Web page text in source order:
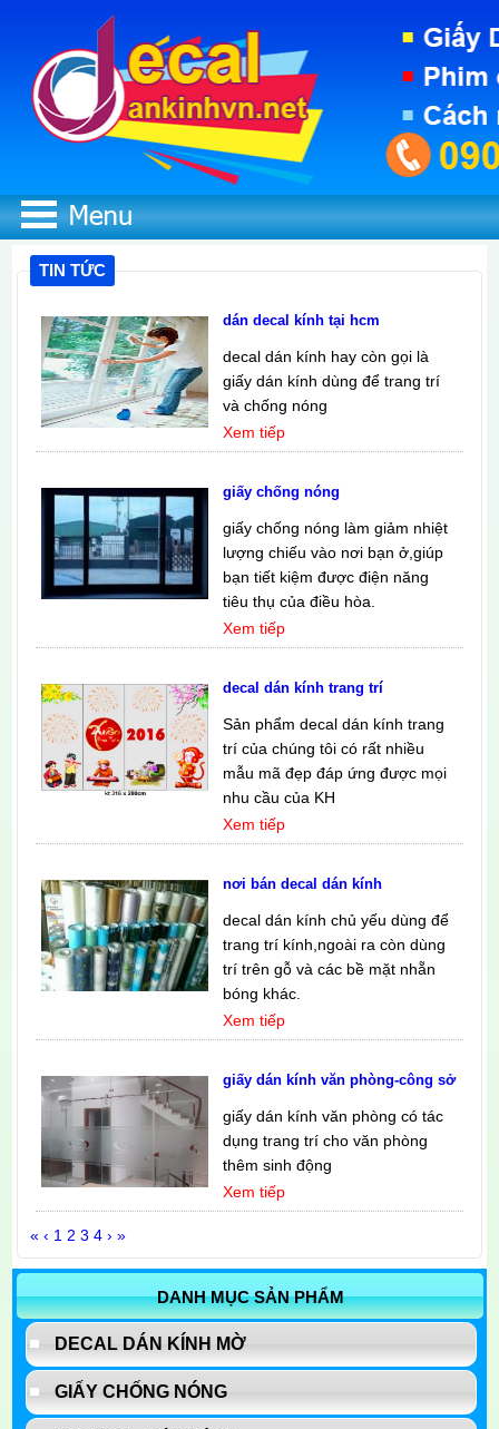
TIN TỨC
dán decal kính tại hcm
decal dán kính hay còn gọi là
giấy dán kính dùng để trang trí
và chống nóng
Xem tiếp
giấy chống nóng
giấy chống nóng làm giảm nhiệt
lượng chiếu vào nơi bạn ở,giúp
bạn tiết kiệm được điện năng
tiêu thụ của điều hòa.
Xem tiếp
decal dán kính trang trí
Sản phẩm decal dán kính trang
trí của chúng tôi có rất nhiều
mẫu mã đẹp đáp ứng được mọi
nhu cầu của KH
Xem tiếp
nơi bán decal dán kính
decal dán kính chủ yếu dùng để
trang trí kính,ngoài ra còn dùng
trí trên gỗ và các bề mặt nhẵn
bóng khác.
Xem tiếp
giấy dán kính văn phòng-công sở
giấy dán kính văn phòng có tác
dụng trang trí cho văn phòng
thêm sinh động
Xem tiếp
« ‹ 1 2 3 4 › »
DANH MỤC SẢN PHẨM
DECAL DÁN KÍNH MỜ
GIẤY CHỐNG NÓNG